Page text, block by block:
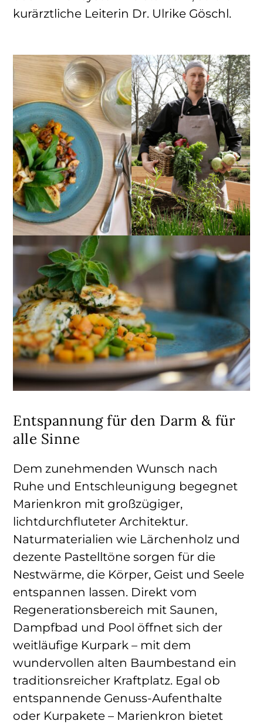
kurärztliche Leiterin Dr. Ulrike Göschl.
Entspannung für den Darm & für
alle Sinne
Dem zunehmenden Wunsch nach
Ruhe und Entschleunigung begegnet
Marienkron mit großzügiger,
lichtdurchfluteter Architektur.
Naturmaterialien wie Lärchenholz und
dezente Pastelltöne sorgen für die
Nestwärme, die Körper, Geist und Seele
entspannen lassen. Direkt vom
Regenerationsbereich mit Saunen,
Dampfbad und Pool öffnet sich der
weitläufige Kurpark – mit dem
wundervollen alten Baumbestand ein
traditionsreicher Kraftplatz. Egal ob
entspannende Genuss-Aufenthalte
oder Kurpakete – Marienkron bietet